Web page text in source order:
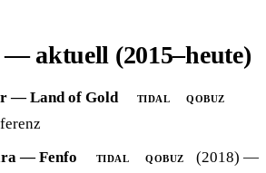
aktuell (2015–heute)
— Land of Gold TIDAL QOBUZ
— Fenfo
TIDAL QOBUZ
(2018) —